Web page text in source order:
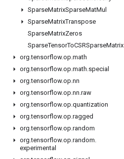
SparseMatrixSparseMatMul
SparseMatrixTranspose
SparseMatrixZeros
SparseTensorToCSRSparseMatrix
org.tensorflow.op.math
org.tensorflow.op.math.special
org.tensorflow.op.nn
org.tensorflow.op.nn.raw
org.tensorflow.op.quantization
org.tensorflow.op.ragged
org.tensorflow.op.random
org.tensorflow.op.random.
experimental